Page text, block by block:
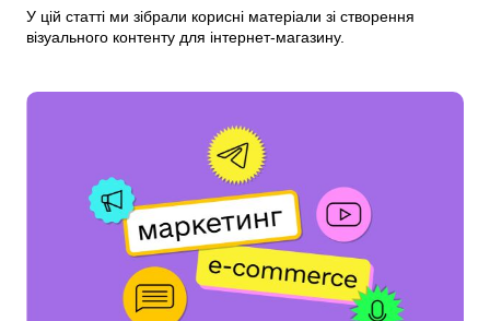
У цій статті ми зібрали корисні матеріали зі створення
візуального контенту для інтернет-магазину.